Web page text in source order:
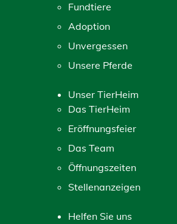
Fundtiere
Adoption
Unvergessen
Unsere Pferde
Unser TierHeim
Das TierHeim
Eröffnungsfeier
Das Team
Öffnungszeiten
Stellenanzeigen
Helfen Sie uns